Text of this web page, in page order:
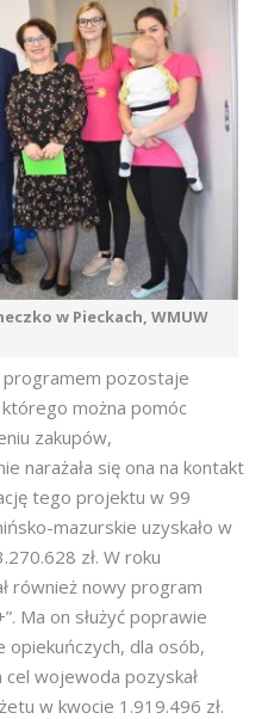
w Pieckach, WMUW
programem pozostaje
którego można pomóc
zakupów,
narażała się ona na kontakt
tego projektu w 99
mazurskie uzyskało w
zł. W roku
również nowy program
Ma on służyć poprawie
opiekuńczych, dla osób,
wojewoda pozyskał
w kwocie 1.919.496 zł.